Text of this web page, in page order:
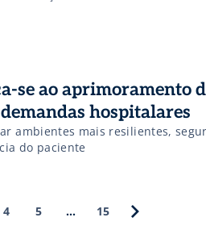
se ao aprimoramento
hospitalares
ambientes mais resilientes,
do paciente
4 5 … 15